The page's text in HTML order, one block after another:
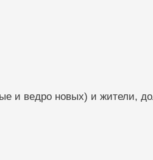
и ведро новых) и жители,